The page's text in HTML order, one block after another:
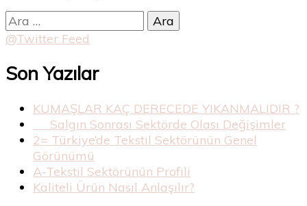
Arama:
@Twitter Feed
Son Yazılar
KUMAŞLAR KAÇ DERECEDE YIKANMALIDIR ?
Salgın Sonrası Sektörde Olası Değişimler
2= Türkiye’de Tekstil Sektörünün Genel
Görünümü
A-Tekstil Sektörünün Profili
Kaliteli Ürün Nasıl Anlaşılır?